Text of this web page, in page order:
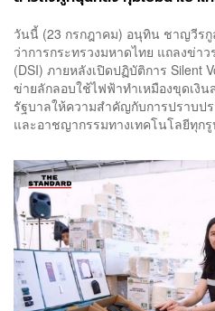
วันนี้ (23 กรกฎาคม) อนุทิน ชาญวีร
ว่าการกระทรวงมหาดไทย แถลงข่า
(DSI) ภายหลังเปิดปฏิบัติการ Silent
ข่ายลักลอบใช้ไฟฟ้าทำเหมืองขุดเงิ
รัฐบาลให้ความสำคัญกับการปราบป
และอาชญากรรมทางเทคโนโลยีทุก